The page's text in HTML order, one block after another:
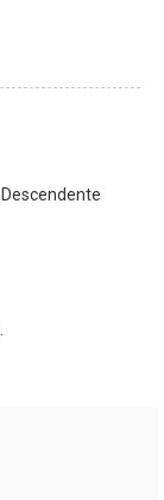
Descendente